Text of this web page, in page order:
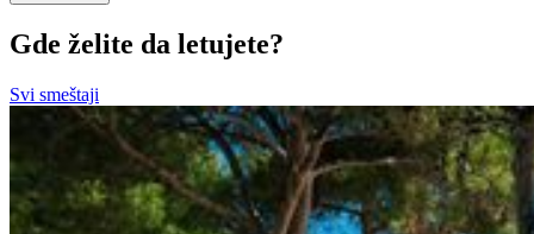
Gde želite da letujete?
Svi smeštaji